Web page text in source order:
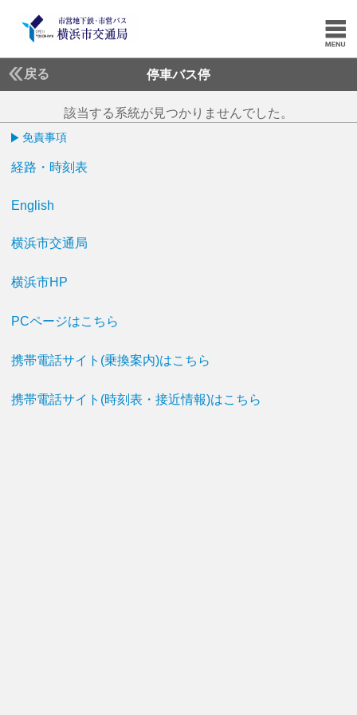
戻る 停車バス停
該当する系統が見つかりませんでした。
免責事項
経路・時刻表
English
横浜市交通局
横浜市HP
PCページはこちら
携帯電話サイト(乗換案内)はこちら
携帯電話サイト(時刻表・接近情報)はこちら